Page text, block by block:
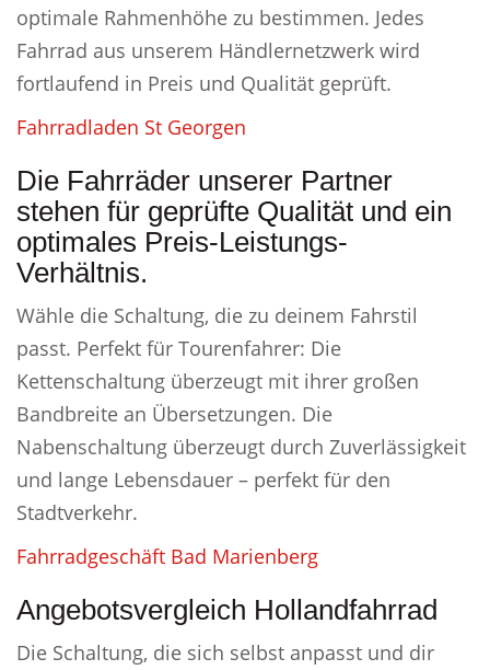
optimale Rahmenhöhe zu bestimmen. Jedes
Fahrrad aus unserem Händlernetzwerk wird
fortlaufend in Preis und Qualität geprüft.
Fahrradladen St Georgen
Die Fahrräder unserer Partner
stehen für geprüfte Qualität und ein
optimales Preis-Leistungs-
Verhältnis.
Wähle die Schaltung, die zu deinem Fahrstil
passt. Perfekt für Tourenfahrer: Die
Kettenschaltung überzeugt mit ihrer großen
Bandbreite an Übersetzungen. Die
Nabenschaltung überzeugt durch Zuverlässigkeit
und lange Lebensdauer – perfekt für den
Stadtverkehr.
Fahrradgeschäft Bad Marienberg
Angebotsvergleich Hollandfahrrad
Die Schaltung, die sich selbst anpasst und dir